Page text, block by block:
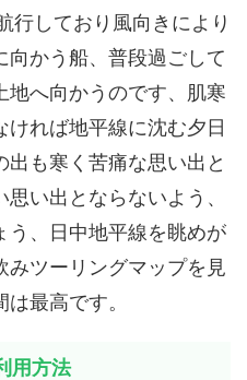
行しており風向きにより
向かう船、普段過ごして
地へ向かうのです、肌寒
れば地平線に沈む夕日
も寒く苦痛な思い出と
い出とならないよう、
う、日中地平線を眺めが
みツーリングマップを見
最高です。
用方法